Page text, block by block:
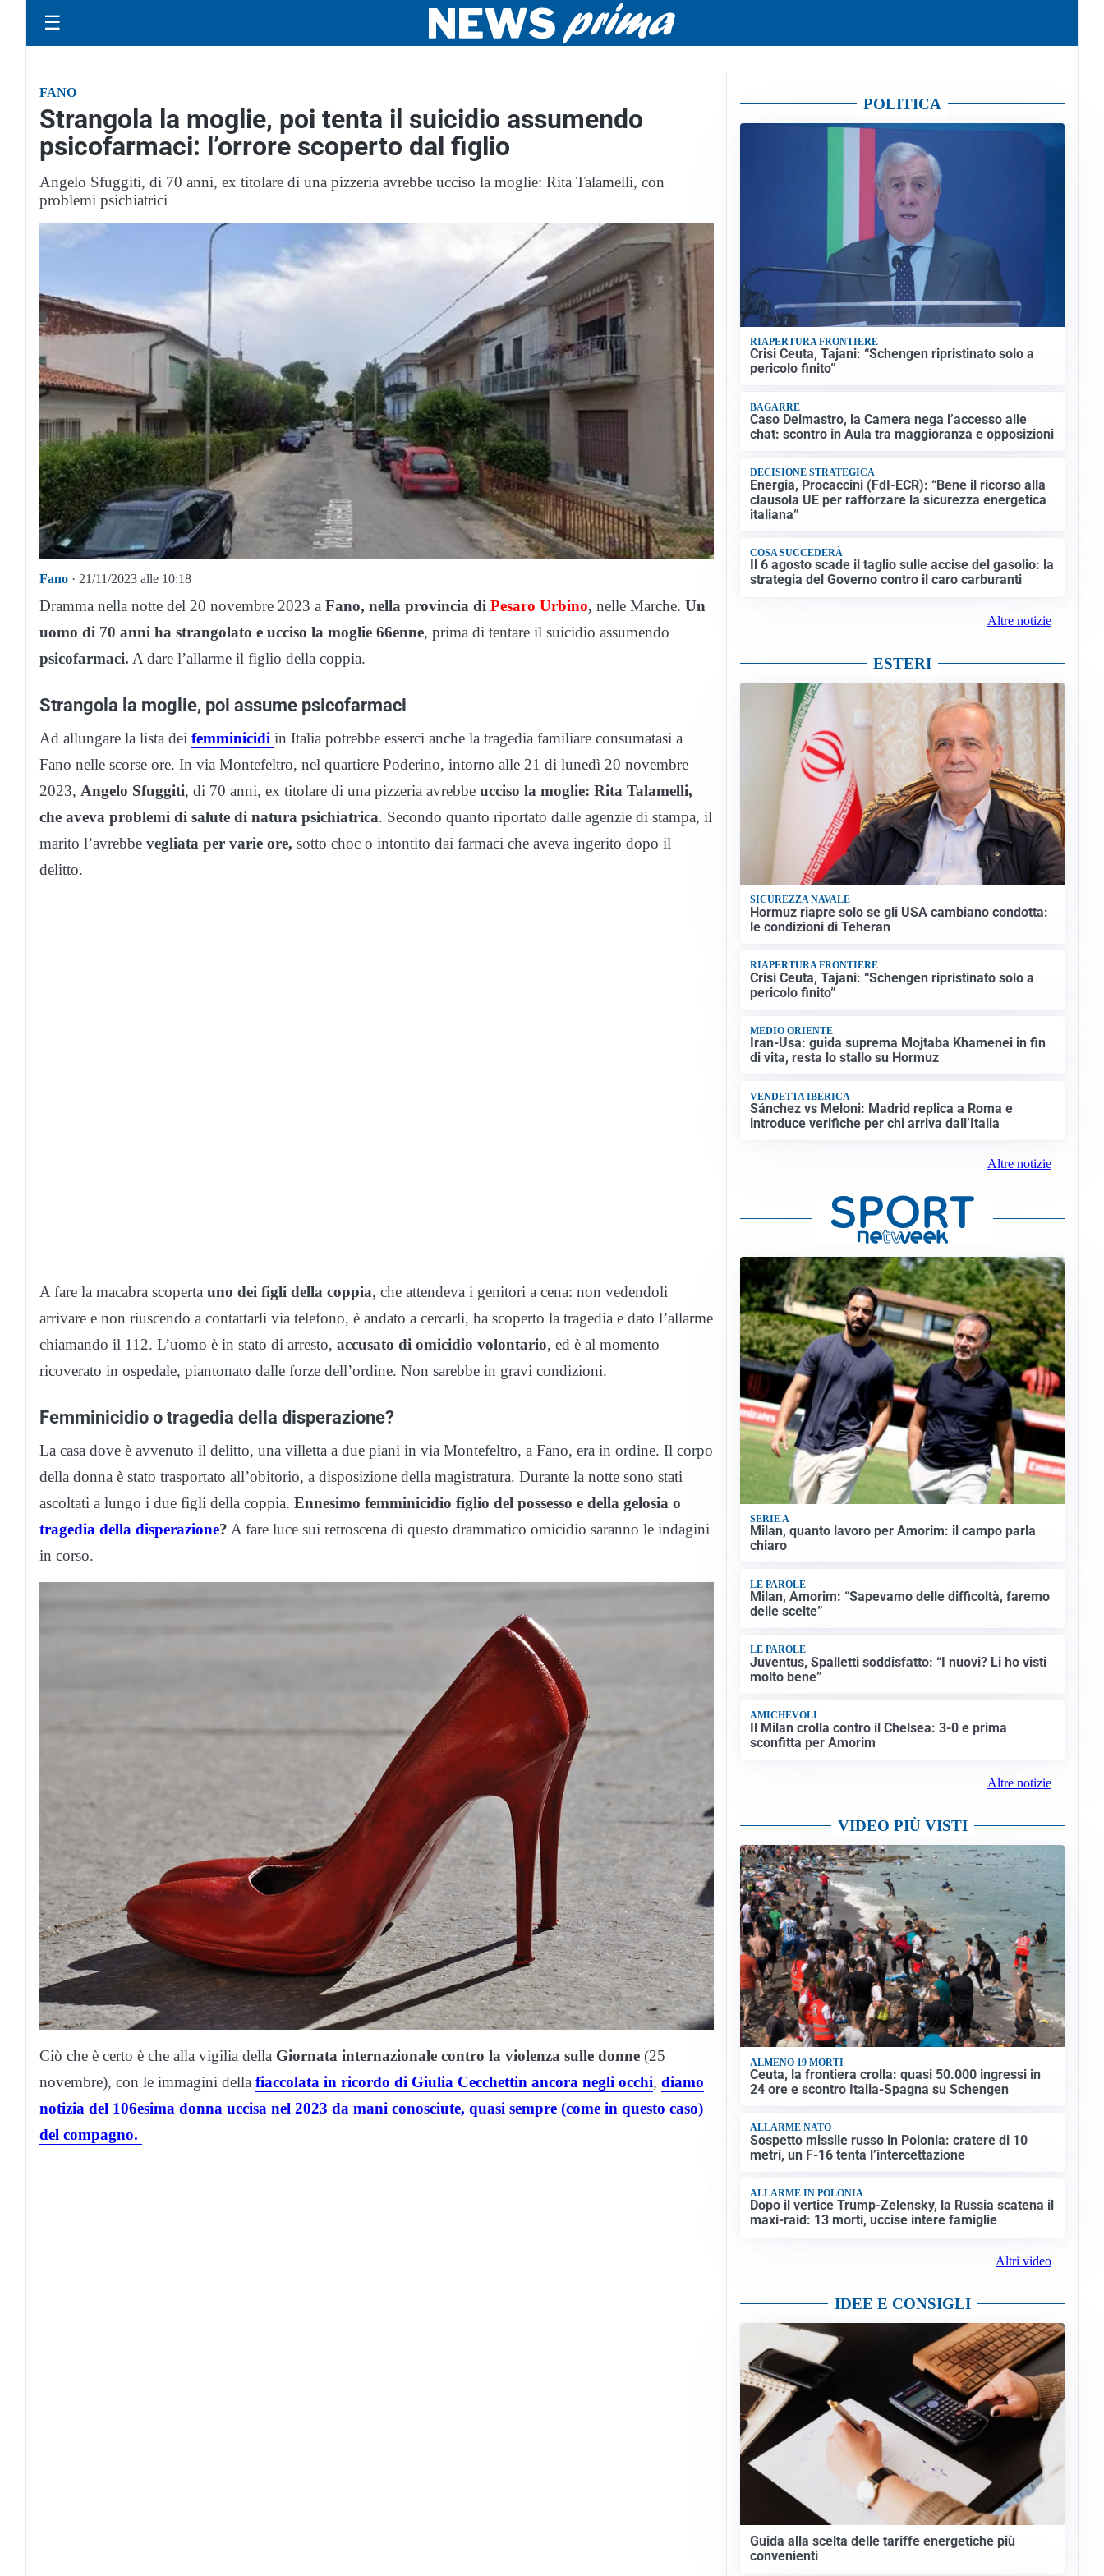
☰
FANO
Strangola la moglie, poi tenta il suicidio assumendo
psicofarmaci: l’orrore scoperto dal figlio
Angelo Sfuggiti, di 70 anni, ex titolare di una pizzeria avrebbe ucciso la moglie: Rita Talamelli, con
problemi psichiatrici
Fano · 21/11/2023 alle 10:18
Dramma nella notte del 20 novembre 2023 a Fano, nella provincia di Pesaro Urbino, nelle Marche. Un
uomo di 70 anni ha strangolato e ucciso la moglie 66enne, prima di tentare il suicidio assumendo
psicofarmaci. A dare l’allarme il figlio della coppia.
Strangola la moglie, poi assume psicofarmaci
Ad allungare la lista dei femminicidi in Italia potrebbe esserci anche la tragedia familiare consumatasi a
Fano nelle scorse ore. In via Montefeltro, nel quartiere Poderino, intorno alle 21 di lunedì 20 novembre
2023, Angelo Sfuggiti, di 70 anni, ex titolare di una pizzeria avrebbe ucciso la moglie: Rita Talamelli,
che aveva problemi di salute di natura psichiatrica. Secondo quanto riportato dalle agenzie di stampa, il
marito l’avrebbe vegliata per varie ore, sotto choc o intontito dai farmaci che aveva ingerito dopo il
delitto.
A fare la macabra scoperta uno dei figli della coppia, che attendeva i genitori a cena: non vedendoli
arrivare e non riuscendo a contattarli via telefono, è andato a cercarli, ha scoperto la tragedia e dato l’allarme
chiamando il 112. L’uomo è in stato di arresto, accusato di omicidio volontario, ed è al momento
ricoverato in ospedale, piantonato dalle forze dell’ordine. Non sarebbe in gravi condizioni.
Femminicidio o tragedia della disperazione?
La casa dove è avvenuto il delitto, una villetta a due piani in via Montefeltro, a Fano, era in ordine. Il corpo
della donna è stato trasportato all’obitorio, a disposizione della magistratura. Durante la notte sono stati
ascoltati a lungo i due figli della coppia. Ennesimo femminicidio figlio del possesso e della gelosia o
tragedia della disperazione? A fare luce sui retroscena di questo drammatico omicidio saranno le indagini
in corso.
Ciò che è certo è che alla vigilia della Giornata internazionale contro la violenza sulle donne (25
novembre), con le immagini della fiaccolata in ricordo di Giulia Cecchettin ancora negli occhi, diamo
notizia del 106esima donna uccisa nel 2023 da mani conosciute, quasi sempre (come in questo caso)
del compagno.
POLITICA
RIAPERTURA FRONTIERE
Crisi Ceuta, Tajani: “Schengen ripristinato solo a
pericolo finito”
BAGARRE
Caso Delmastro, la Camera nega l’accesso alle
chat: scontro in Aula tra maggioranza e opposizioni
DECISIONE STRATEGICA
Energia, Procaccini (FdI-ECR): “Bene il ricorso alla
clausola UE per rafforzare la sicurezza energetica
italiana”
COSA SUCCEDERÀ
Il 6 agosto scade il taglio sulle accise del gasolio: la
strategia del Governo contro il caro carburanti
Altre notizie
ESTERI
SICUREZZA NAVALE
Hormuz riapre solo se gli USA cambiano condotta:
le condizioni di Teheran
RIAPERTURA FRONTIERE
Crisi Ceuta, Tajani: “Schengen ripristinato solo a
pericolo finito”
MEDIO ORIENTE
Iran-Usa: guida suprema Mojtaba Khamenei in fin
di vita, resta lo stallo su Hormuz
VENDETTA IBERICA
Sánchez vs Meloni: Madrid replica a Roma e
introduce verifiche per chi arriva dall’Italia
Altre notizie
SERIE A
Milan, quanto lavoro per Amorim: il campo parla
chiaro
LE PAROLE
Milan, Amorim: “Sapevamo delle difficoltà, faremo
delle scelte”
LE PAROLE
Juventus, Spalletti soddisfatto: “I nuovi? Li ho visti
molto bene”
AMICHEVOLI
Il Milan crolla contro il Chelsea: 3-0 e prima
sconfitta per Amorim
Altre notizie
VIDEO PIÙ VISTI
ALMENO 19 MORTI
Ceuta, la frontiera crolla: quasi 50.000 ingressi in
24 ore e scontro Italia-Spagna su Schengen
ALLARME NATO
Sospetto missile russo in Polonia: cratere di 10
metri, un F-16 tenta l’intercettazione
ALLARME IN POLONIA
Dopo il vertice Trump-Zelensky, la Russia scatena il
maxi-raid: 13 morti, uccise intere famiglie
Altri video
IDEE E CONSIGLI
Guida alla scelta delle tariffe energetiche più
convenienti